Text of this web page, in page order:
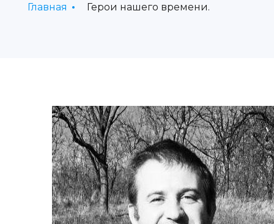
Главная Герои нашего времени.